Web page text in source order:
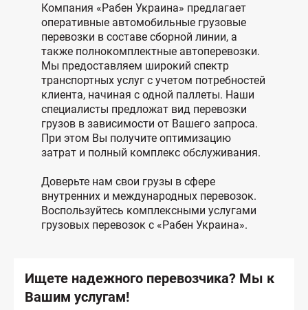
Компания «Рабен Украина» предлагает
оперативные автомобильные грузовые
перевозки в составе сборной линии, а
также полнокомплектные автоперевозки.
Мы предоставляем широкий спектр
транспортных услуг с учетом потребностей
клиента, начиная с одной паллеты. Наши
специалисты предложат вид перевозки
грузов в зависимости от Вашего запроса.
При этом Вы получите оптимизацию
затрат и полный комплекс обслуживания.
Доверьте нам свои грузы в сфере
внутренних и международных перевозок.
Воспользуйтесь комплексными услугами
грузовых перевозок с «Рабен Украина».
Ищете надежного перевозчика? Мы к
Вашим услугам!